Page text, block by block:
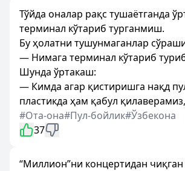
Тўйда оналар рақс тушаётганда
терминал кўтариб турганмиш.
Бу ҳолатни тушунмаганлар
— Нимага терминал кўтариб
Шунда ўртакаш:
— Кимда агар қистиришга нақд
пластикда ҳам қабул
#Ота-она#Пул-бойлик#Ўзбекона
37
“Миллион”ни концертидан чиқган